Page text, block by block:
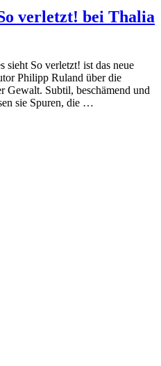
verletzt! bei Thalia
sieht So verletzt! ist das neue
Philipp Ruland über die
Gewalt. Subtil, beschämend und
sie Spuren, die …